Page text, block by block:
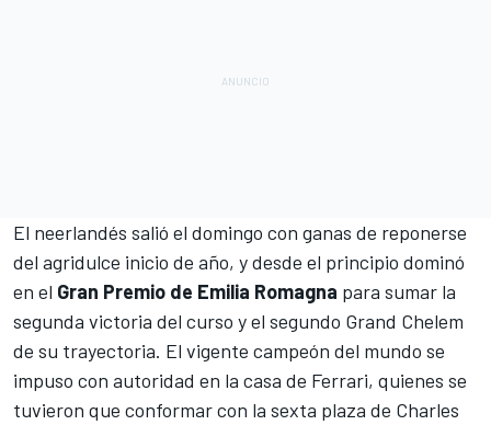
El neerlandés salió el domingo con ganas de reponerse
del agridulce inicio de año, y desde el principio dominó
en el Gran Premio de Emilia Romagna para sumar la
segunda victoria del curso y el segundo Grand Chelem
de su trayectoria. El vigente campeón del mundo se
impuso con autoridad en la casa de Ferrari, quienes se
tuvieron que conformar con la sexta plaza de Charles